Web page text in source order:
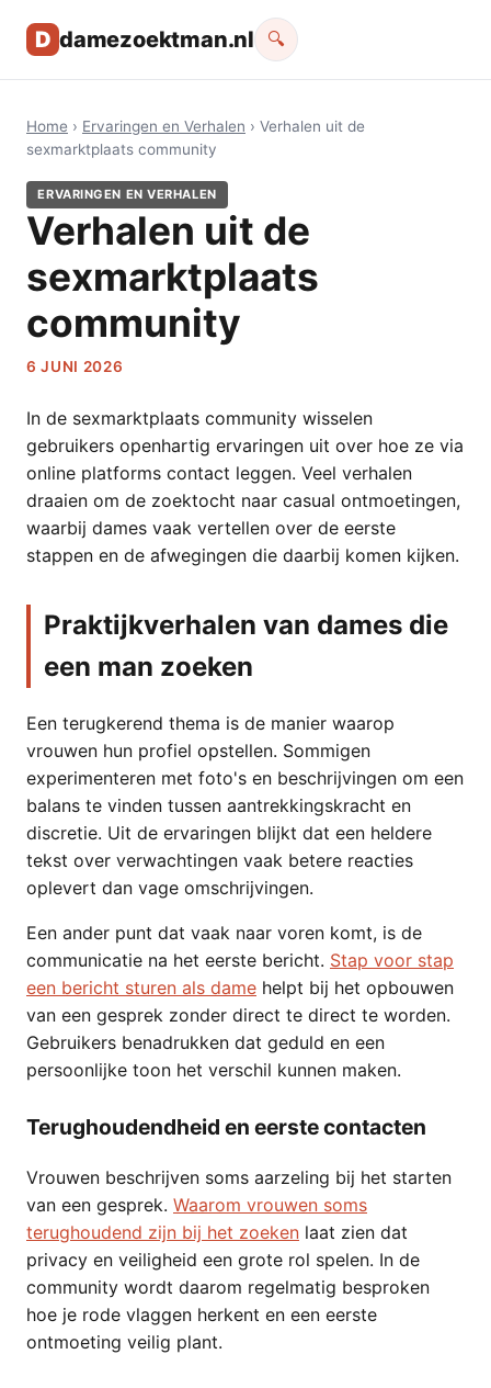
D damezoektman.nl 🔍
Home › Ervaringen en Verhalen › Verhalen uit de
sexmarktplaats community
ERVARINGEN EN VERHALEN
Verhalen uit de
sexmarktplaats
community
6 JUNI 2026
In de sexmarktplaats community wisselen
gebruikers openhartig ervaringen uit over hoe ze via
online platforms contact leggen. Veel verhalen
draaien om de zoektocht naar casual ontmoetingen,
waarbij dames vaak vertellen over de eerste
stappen en de afwegingen die daarbij komen kijken.
Praktijkverhalen van dames die
een man zoeken
Een terugkerend thema is de manier waarop
vrouwen hun profiel opstellen. Sommigen
experimenteren met foto's en beschrijvingen om een
balans te vinden tussen aantrekkingskracht en
discretie. Uit de ervaringen blijkt dat een heldere
tekst over verwachtingen vaak betere reacties
oplevert dan vage omschrijvingen.
Een ander punt dat vaak naar voren komt, is de
communicatie na het eerste bericht. Stap voor stap
een bericht sturen als dame helpt bij het opbouwen
van een gesprek zonder direct te direct te worden.
Gebruikers benadrukken dat geduld en een
persoonlijke toon het verschil kunnen maken.
Terughoudendheid en eerste contacten
Vrouwen beschrijven soms aarzeling bij het starten
van een gesprek. Waarom vrouwen soms
terughoudend zijn bij het zoeken laat zien dat
privacy en veiligheid een grote rol spelen. In de
community wordt daarom regelmatig besproken
hoe je rode vlaggen herkent en een eerste
ontmoeting veilig plant.